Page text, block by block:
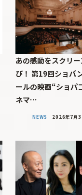
あの感動をスクリ
び！ 第19回ショパ
ールの映画“ショパ
ネマ…
NEWS 2026年7月